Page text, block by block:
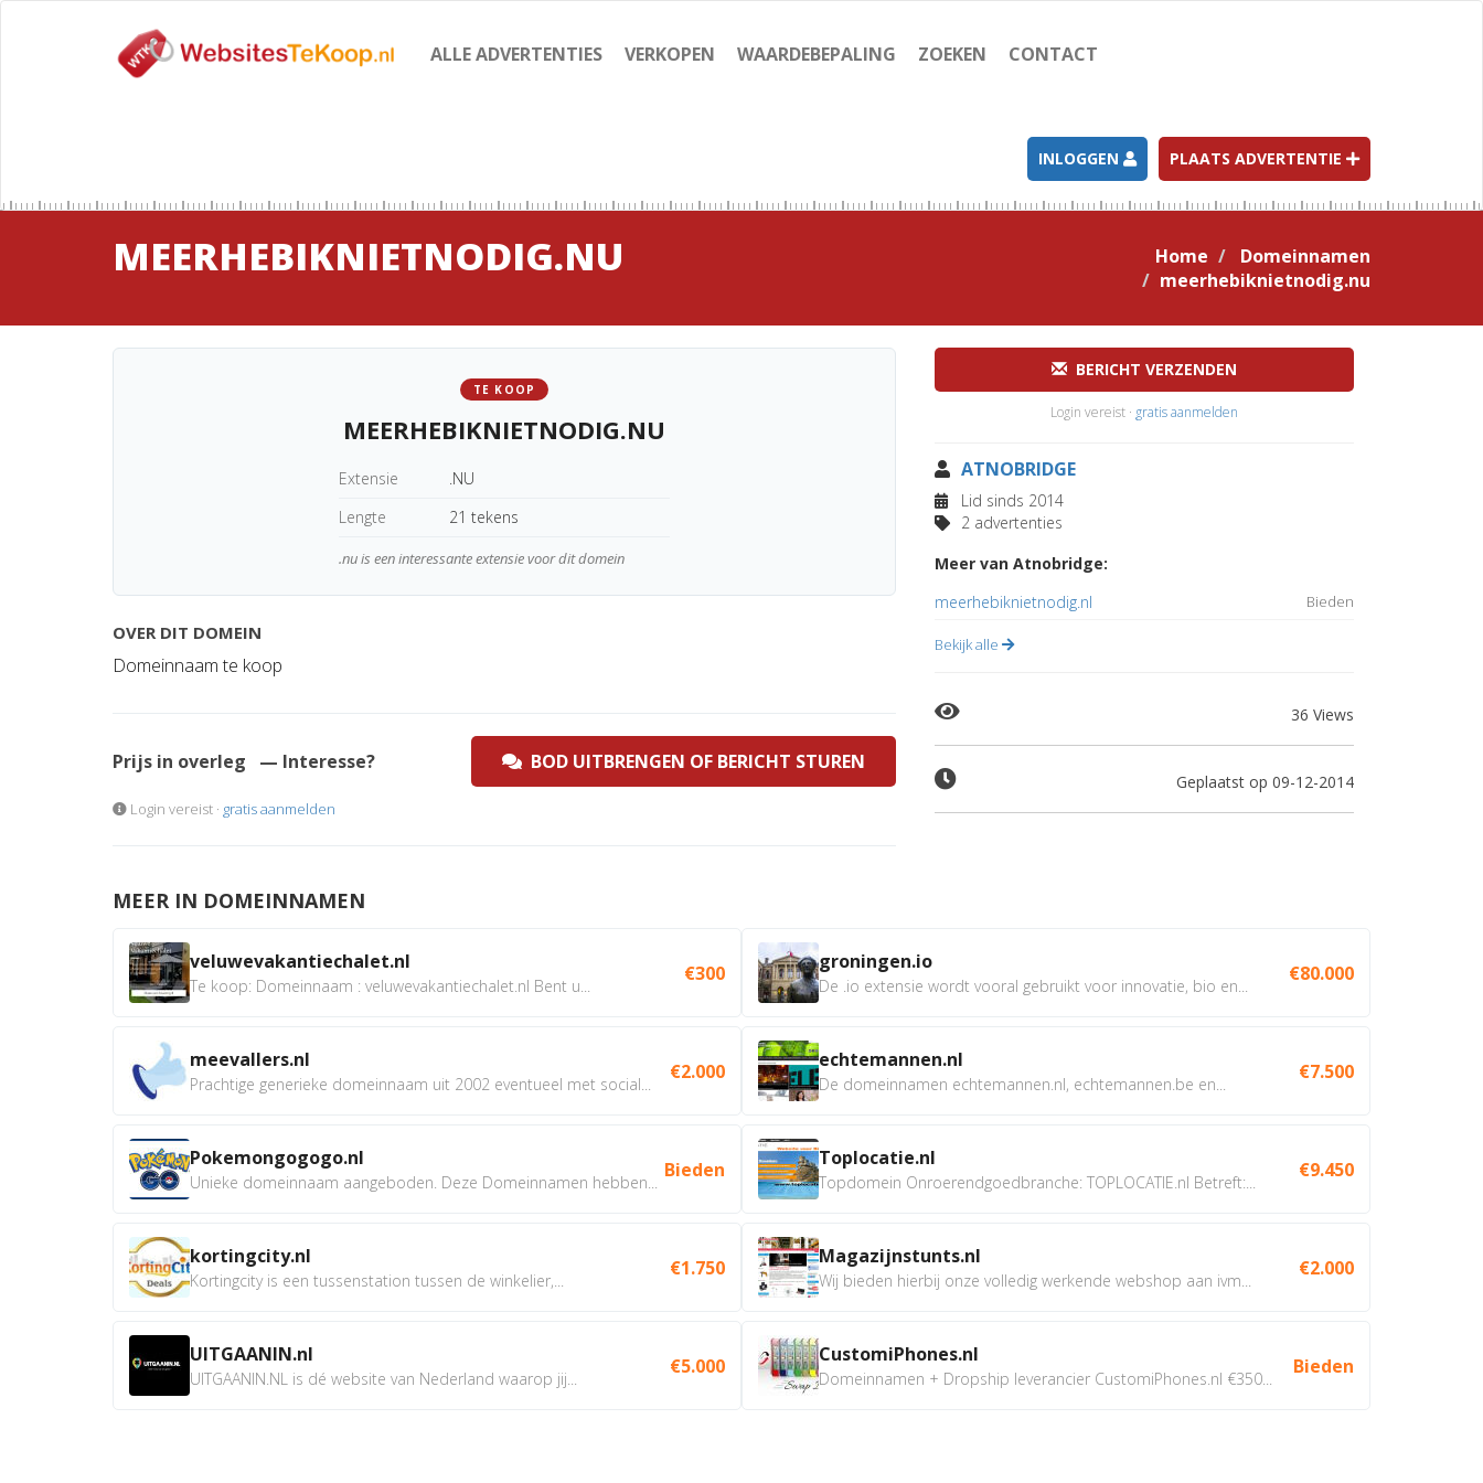
ALLE ADVERTENTIES VERKOPEN WAARDEBEPALING ZOEKEN CONTACT
INLOGGEN PLAATS ADVERTENTIE
MEERHEBIKNIETNODIG.NU Home
Domeinnamen
meerhebiknietnodig.nu
TE KOOP
MEERHEBIKNIETNODIG.NU
Extensie
.NU
Lengte
21 tekens
.nu is een interessante extensie voor dit domein
OVER DIT DOMEIN
Domeinnaam te koop
Prijs in overleg — Interesse? BOD UITBRENGEN OF BERICHT STUREN
Login vereist · gratis aanmelden
BERICHT VERZENDEN
Login vereist · gratis aanmelden
ATNOBRIDGE
Lid sinds 2014
2 advertenties
Meer van Atnobridge:
meerhebiknietnodig.nl
Bieden
Bekijk alle
36 Views
Geplaatst op 09-12-2014
MEER IN DOMEINNAMEN
veluwevakantiechalet.nl
Te koop: Domeinnaam : veluwevakantiechalet.nl Bent u...
€300
meevallers.nl
Prachtige generieke domeinnaam uit 2002 eventueel met social...
€2.000
Pokemongogogo.nl
Unieke domeinnaam aangeboden. Deze Domeinnamen hebben...
Bieden
kortingcity.nl
Kortingcity is een tussenstation tussen de winkelier,...
€1.750
UITGAANIN.nl
UITGAANIN.NL is dé website van Nederland waarop jij...
€5.000
groningen.io
De .io extensie wordt vooral gebruikt voor innovatie, bio en...
€80.000
echtemannen.nl
De domeinnamen echtemannen.nl, echtemannen.be en...
€7.500
Toplocatie.nl
Topdomein Onroerendgoedbranche: TOPLOCATIE.nl Betreft:...
€9.450
Magazijnstunts.nl
Wij bieden hierbij onze volledig werkende webshop aan ivm...
€2.000
CustomiPhones.nl
Domeinnamen + Dropship leverancier CustomiPhones.nl €350...
Bieden